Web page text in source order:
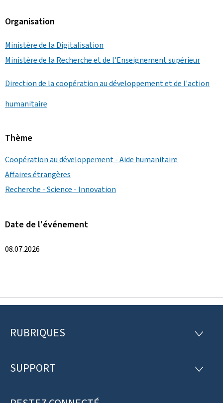
Organisation
Ministère de la Digitalisation
Ministère de la Recherche et de l'Enseignement supérieur
Direction de la coopération au développement et de l'action
humanitaire
Thème
Coopération au développement - Aide humanitaire
Affaires étrangères
Recherche - Science - Innovation
Date de l'événement
08.07.2026
P
e
RUBRIQUES
R
R
SUPPORT
S